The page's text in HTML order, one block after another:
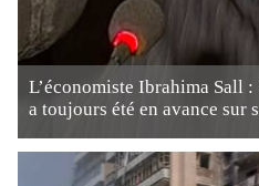
L’économiste Ibrahima Sall
a toujours été en avance sur